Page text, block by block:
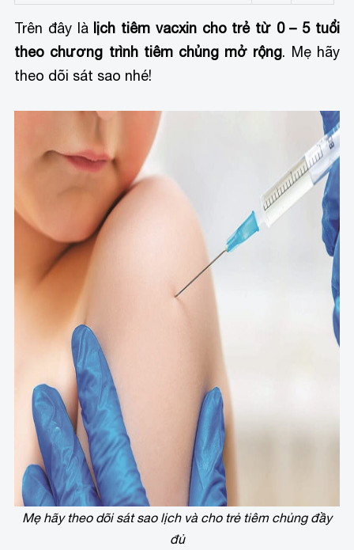
Trên đây là lịch tiêm vacxin cho trẻ từ 0 – 5 tuổi
theo chương trình tiêm chủng mở rộng. Mẹ hãy
theo dõi sát sao nhé!
Mẹ hãy theo dõi sát sao lịch và cho trẻ tiêm chủng đầy
đủ